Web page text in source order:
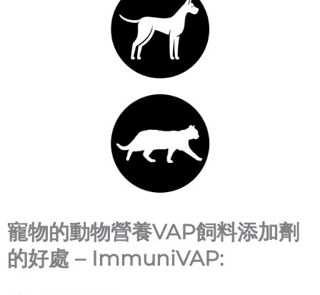
寵物的動物營養VAP飼料添加劑
的好處 – ImmuniVAP: